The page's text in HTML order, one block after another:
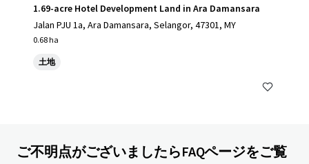
1.69-acre Hotel Development Land in Ara Damansara
Jalan PJU 1a, Ara Damansara, Selangor, 47301, MY
0.68 ha
土地
ご不明点がございましたらFAQページをご覧